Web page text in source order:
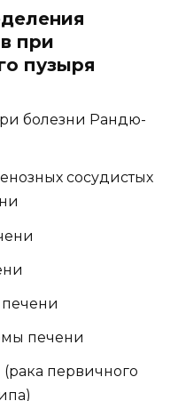
при
пузыря
болезни Рандю-
сосудистых
печени
первичного